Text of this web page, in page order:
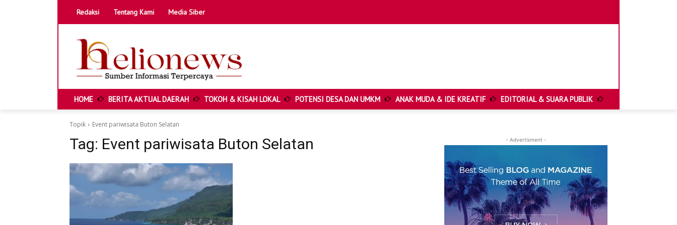
TOKOH & KISAH LOKAL
POTENSI DESA DAN UMKM
EDITORIAL & SUARA PUBLIK
HELIONEWS FEATURE
INFOGRAFIK & DATA DAERAH
Redaksi Tentang Kami Media Siber
HOME BERITA AKTUAL DAERAH TOKOH & KISAH LOKAL POTENSI DESA DAN UMKM ANAK MUDA & IDE KREATIF EDITORIAL & SUARA PUBLIK
Topik Event pariwisata Buton Selatan
Tag: Event pariwisata Buton Selatan - Advertisment -